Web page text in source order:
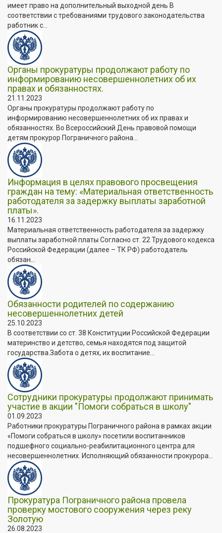
имеет право на дополнительный выходной день В
соответствии с требованиями трудового законодательства
работник с...
Органы прокуратуры продолжают работу по
информированию несовершеннолетних об их
правах и обязанностях.
21.11.2023
Органы прокуратуры продолжают работу по
информированию несовершеннолетних об их правах и
обязанностях. Во Всероссийский День правовой помощи
детям прокурор Пограничного района...
Информация в целях правового просвещения
граждан на тему: «Материальная ответственность
работодателя за задержку выплаты заработной
платы».
16.11.2023
Материальная ответственность работодателя за задержку
выплаты заработной платы Согласно ст. 22 Трудового кодекса
Российской Федерации (далее – ТК РФ) работодатель
обязан...
Обязанности родителей по содержанию
несовершеннолетних детей
25.10.2023
В соответствии со ст. 38 Конституции Российской Федерации
материнство и детство, семья находятся под защитой
государства.Забота о детях, их воспитание...
Сотрудники прокуратуры продолжают принимать
участие в акции "Помоги собраться в школу"
01.09.2023
Работники прокуратуры Пограничного района в рамках акции
«Помоги собраться в школу» посетили воспитанников
подшефного социально-реабилитационного центра для
несовершеннолетних. Исполняющий обязанности прокурора...
Прокуратура Пограничного района провела
проверку мостового сооружения через реку
Золотую
26.08.2023